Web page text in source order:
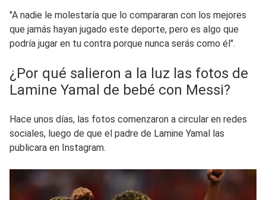
"A nadie le molestaría que lo compararan con los mejores
que jamás hayan jugado este deporte, pero es algo que
podría jugar en tu contra porque nunca serás como él".
¿Por qué salieron a la luz las fotos de
Lamine Yamal de bebé con Messi?
Hace unos días, las fotos comenzaron a circular en redes
sociales, luego de que el padre de Lamine Yamal las
publicara en Instagram.